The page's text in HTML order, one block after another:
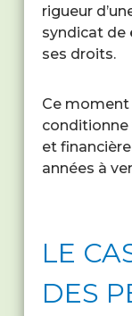
rigueur
syndicat de
ses droits.
Ce moment
et
années à
LE
DES